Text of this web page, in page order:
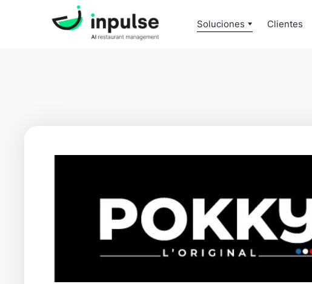
Soluciones Clientes